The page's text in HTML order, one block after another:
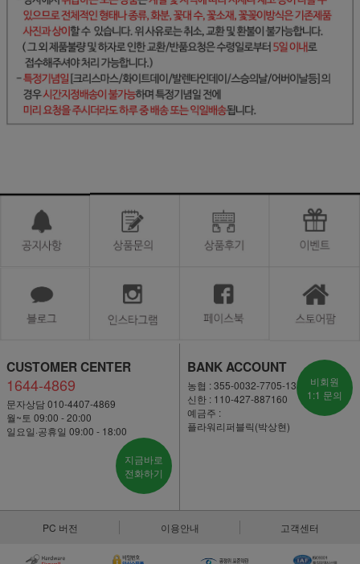
CUSTOMER CENTER
1644-4869
문자상담 010-4407-4869
월~토 09:00 - 20:00
일요일·공휴일 09:00 - 18:00
지금바로
전화하기
BANK ACCOUNT
농협 : 355-0032-7705-13
신한 : 110-427-887160
예금주 :
플라워리퍼블릭(박상현)
비회원
1:1 문의
PC 버전 이용안내 고객센터